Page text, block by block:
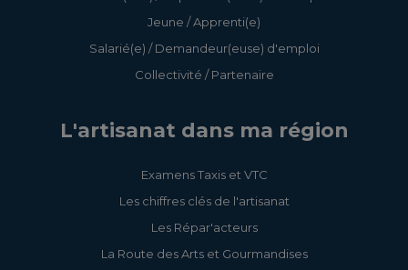
Jeune / Apprenti(e)
Salarié(e) / Demandeur(euse) d'emploi
Collectivité / Partenaire
L'artisanat dans ma région
Examens Taxis et VTC
Les chiffres clés de l'artisanat
Les Répar'acteurs
La Route des Arts et Gourmandises